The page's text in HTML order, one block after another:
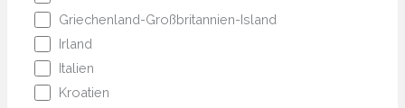
Griechenland-Großbritannien-Island
Irland
Italien
Kroatien